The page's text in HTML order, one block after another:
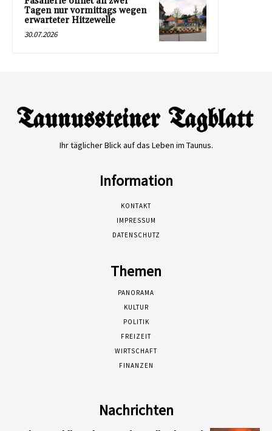
Tagen nur vormittags wegen
erwarteter Hitzewelle
30.07.2026
Ihr täglicher Blick auf das Leben im Taunus.
Information
KONTAKT
IMPRESSUM
DATENSCHUTZ
Themen
PANORAMA
KULTUR
POLITIK
FREIZEIT
WIRTSCHAFT
FINANZEN
Nachrichten